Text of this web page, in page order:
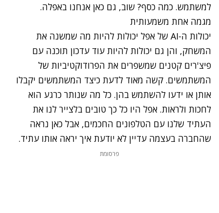
למשתמש. כמה כסף? שוב, גם כאן אנחנו באפלה.
מגמה אחת משמעותית
יכולות ה-AI של אפל יכולות להיות מה שמשנה את
המשחק, והן גם יכולות להיות עוד עדכון תוכנה עם
פיצ'רים קטנים שמשפרים את הפרודוקטיביות של
המשתמשים. קשה מאוד לדעת כיצד המשתמשים יקבלו
אותן או ידעו להשתמש בהן. כל מה שנותר כרגע הוא
לחכות ולראות. אפל היו כל כך טובים בלצייר לנו את
העתיד שלנו עם הטלפונים החכמים, אבל כאן נראה
שהחברה בעצמה עדיין לא יודעת איך יראה אותו עתיד.
פרסומת